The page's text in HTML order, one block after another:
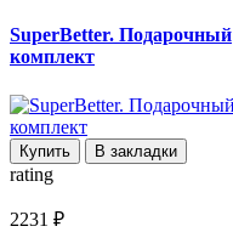
SuperBetter. Подарочный
комплект
Купить В закладки
rating
2231 ₽